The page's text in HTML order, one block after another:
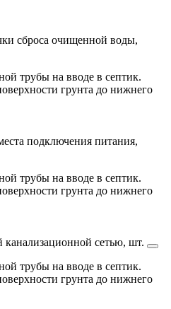
сброса очищенной воды,
трубы на вводе в септик.
грунта до нижнего
подключения питания,
трубы на вводе в септик.
грунта до нижнего
сетью, шт.
трубы на вводе в септик.
грунта до нижнего